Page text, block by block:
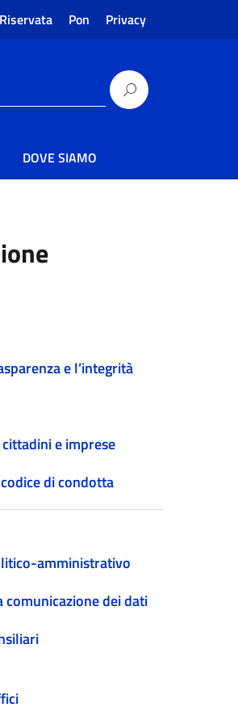
Pon Privacy
DOVE SIAMO
e l’integrità
e imprese
di condotta
amministrativo
comunicazione dei dati